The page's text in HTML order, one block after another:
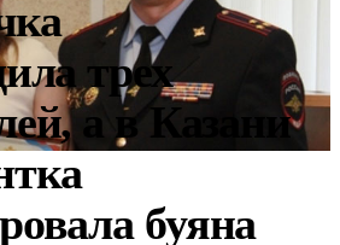
трех
а в Казани
буяна